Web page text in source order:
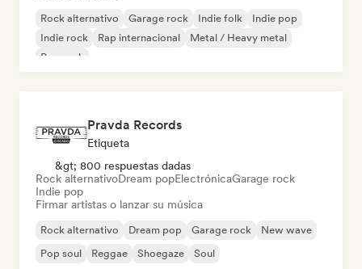
Rock alternativo Garage rock Indie folk
Indie pop
Indie rock
Rap internacional
Metal / Heavy metal
Pop rock
Pravda Records
Etiqueta
&gt; 800 respuestas dadas
Rock alternativoDream popElectrónicaGarage rock
Indie pop
Firmar artistas o lanzar su música
Rock alternativo Dream pop Garage rock
New wave
Pop soul
Reggae Shoegaze Soul